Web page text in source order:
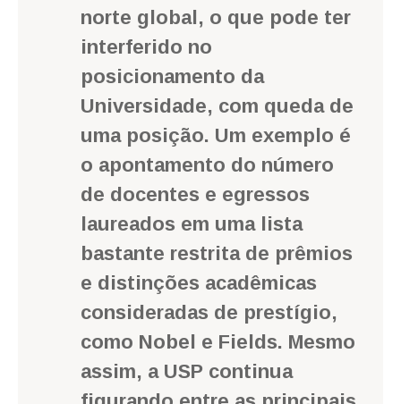
norte global, o que pode ter
interferido no
posicionamento da
Universidade, com queda de
uma posição. Um exemplo é
o apontamento do número
de docentes e egressos
laureados em uma lista
bastante restrita de prêmios
e distinções acadêmicas
consideradas de prestígio,
como Nobel e Fields. Mesmo
assim, a USP continua